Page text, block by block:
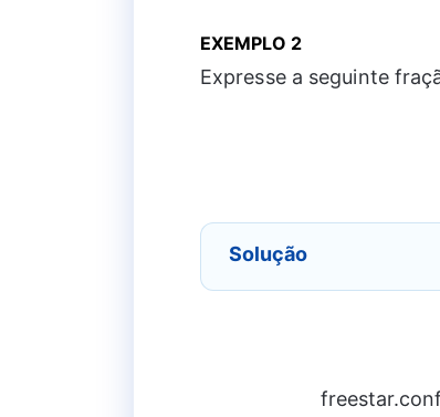
EXEMPLO 2
Expresse a seguinte
Solução